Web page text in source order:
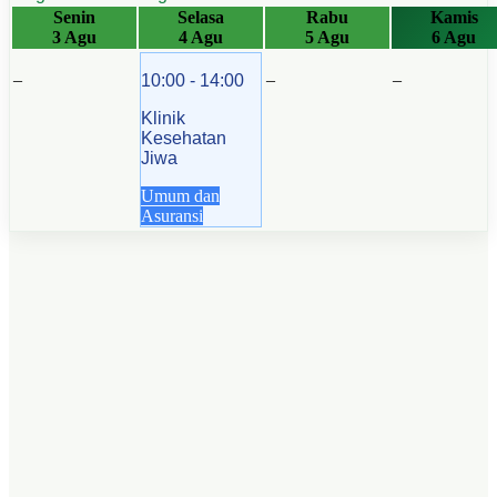
Senin
3 Agu
Selasa
4 Agu
Rabu
5 Agu
Kamis
6 Agu
–
10:00 - 14:00
Klinik
Kesehatan
Jiwa
Umum dan
Asuransi
– –